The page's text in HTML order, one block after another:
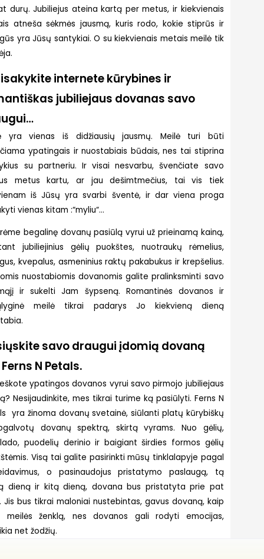
durų. Jubiliejus ateina kartą per metus, ir kiekvienais
atneša sėkmės jausmą, kuris rodo, kokie stiprūs ir
yra Jūsų santykiai. O su kiekvienais metais meilė tik
internete kūrybines ir
jubiliejaus dovanas savo
yra vienas iš didžiausių jausmų. Meilė turi būti
ypatingais ir nuostabiais būdais, nes tai stiprina
su partneriu. Ir visai nesvarbu, švenčiate savo
metus kartu, ar jau dešimtmečius, tai vis tiek
iš Jūsų yra svarbi šventė, ir dar viena proga
vienas kitam :“myliu“…
begalinę dovanų pasiūlą vyrui už prieinamą kainą,
jubiliejinius gėlių puokštes, nuotraukų rėmelius,
kvepalus, asmeninius raktų pakabukus ir krepšelius.
nuostabiomis dovanomis galite pralinksminti savo
ir sukelti Jam šypseną. Romantinės dovanos ir
meilė tikrai padarys Jo kiekvieną dieną
savo draugui įdomią dovaną
N Petals.
ypatingos dovanos vyrui savo pirmojo jubiliejaus
Nesijaudinkite, mes tikrai turime ką pasiūlyti. Ferns N
yra žinoma dovanų svetainė, siūlanti platų kūrybiškų
dovanų spektrą, skirtą vyrams. Nuo gėlių,
puodelių derinio ir baigiant širdies formos gėlių
Visą tai galite pasirinkti mūsų tinklalapyje pagal
o pasinaudojus pristatymo paslaugą, tą
dieną ir kitą dieną, dovana bus pristatyta prie pat
Jis bus tikrai maloniai nustebintas, gavus dovaną, kaip
meilės ženklą, nes dovanos gali rodyti emocijas,
net žodžių.